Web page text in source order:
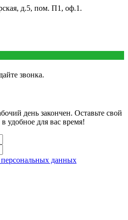
д.5, пом. П1, оф.1.
звонка.
день закончен. Оставьте свой
удобное для вас время!
персональных данных